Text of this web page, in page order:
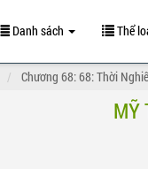
Danh sách Thể
Chương 68: 68: Thời
MỸ